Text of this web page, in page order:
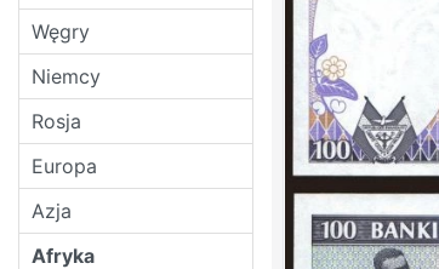
Węgry
Niemcy
Rosja
Europa
Azja
Afryka